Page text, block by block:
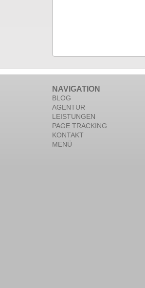
NAVIGATION
BLOG
AGENTUR
LEISTUNGEN
PAGE TRACKING
KONTAKT
MENÜ